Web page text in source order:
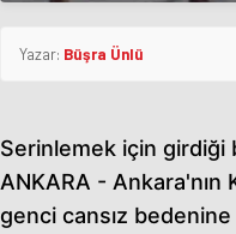
Yazar: Büşra Ünlü
Serinlemek için girdiği
ANKARA - Ankara'nın
genci cansız bedenine